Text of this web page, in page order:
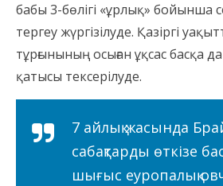
бабы 3-бөлігі «ұрлық» бойынша
тергеу жүргізілуде. Қазіргі
тұрғынының осыған ұқсас басқа
қатысы тексерілуде.
7 айлық жасында
сабақтарды өткізе
шығыс еуропалық